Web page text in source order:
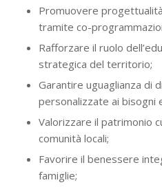
Promuovere
tramite co-
Rafforzare il ruolo
strategica del territorio;
Garantire uguaglianza di
personalizzate ai bisogni
Valorizzare il patrimonio
comunità locali;
Favorire il benessere
famiglie;